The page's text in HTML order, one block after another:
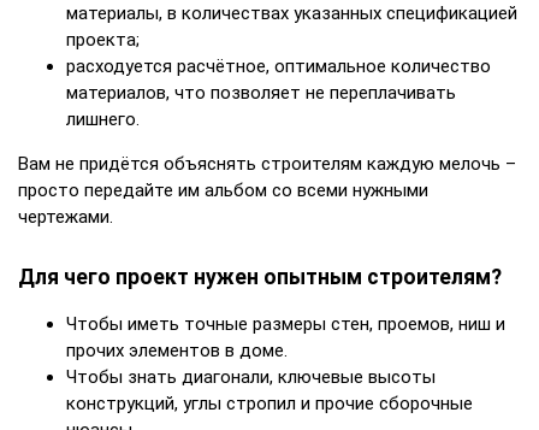
материалы, в количествах указанных спецификацией
проекта;
расходуется расчётное, оптимальное количество
материалов, что позволяет не переплачивать
лишнего.
Вам не придётся объяснять строителям каждую мелочь –
просто передайте им альбом со всеми нужными
чертежами.
Для чего проект нужен опытным строителям?
Чтобы иметь точные размеры стен, проемов, ниш и
прочих элементов в доме.
Чтобы знать диагонали, ключевые высоты
конструкций, углы стропил и прочие сборочные